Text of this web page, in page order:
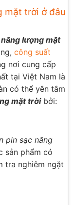
mặt trời ở đâu
lượng mặt
công suất
nơi cung cấp
tại Việt Nam là
có thể yên tâm
mặt trờibởi:
pin sạc năng
sản phẩm có
tra nghiêm ngặt